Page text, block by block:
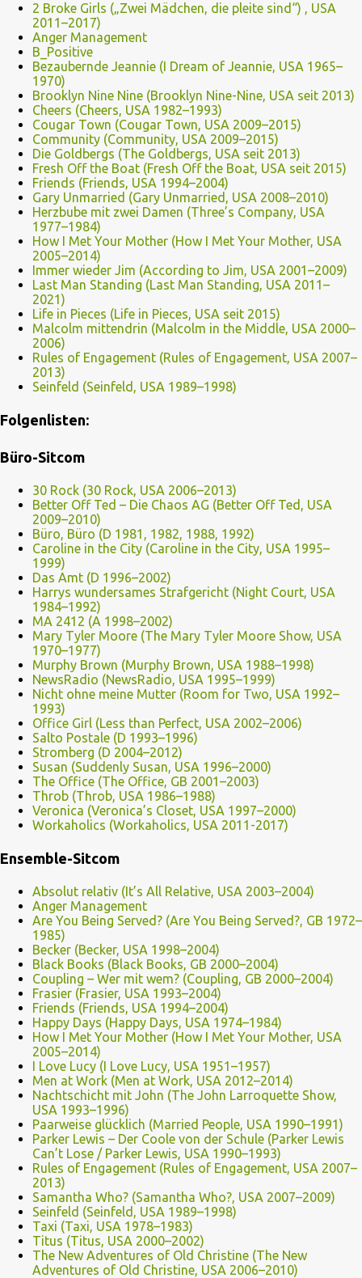
2 Broke Girls („Zwei Mädchen, die pleite sind“) , USA
2011–2017)
Anger Management
B_Positive
Bezaubernde Jeannie (I Dream of Jeannie, USA 1965–
1970)
Brooklyn Nine Nine (Brooklyn Nine-Nine, USA seit 2013)
Cheers (Cheers, USA 1982–1993)
Cougar Town (Cougar Town, USA 2009–2015)
Community (Community, USA 2009–2015)
Die Goldbergs (The Goldbergs, USA seit 2013)
Fresh Off the Boat (Fresh Off the Boat, USA seit 2015)
Friends (Friends, USA 1994–2004)
Gary Unmarried (Gary Unmarried, USA 2008–2010)
Herzbube mit zwei Damen (Three’s Company, USA
1977–1984)
How I Met Your Mother (How I Met Your Mother, USA
2005–2014)
Immer wieder Jim (According to Jim, USA 2001–2009)
Last Man Standing (Last Man Standing, USA 2011–
2021)
Life in Pieces (Life in Pieces, USA seit 2015)
Malcolm mittendrin (Malcolm in the Middle, USA 2000–
2006)
Rules of Engagement (Rules of Engagement, USA 2007–
2013)
Seinfeld (Seinfeld, USA 1989–1998)
Folgenlisten:
Büro-Sitcom
30 Rock (30 Rock, USA 2006–2013)
Better Off Ted – Die Chaos AG (Better Off Ted, USA
2009–2010)
Büro, Büro (D 1981, 1982, 1988, 1992)
Caroline in the City (Caroline in the City, USA 1995–
1999)
Das Amt (D 1996–2002)
Harrys wundersames Strafgericht (Night Court, USA
1984–1992)
MA 2412 (A 1998–2002)
Mary Tyler Moore (The Mary Tyler Moore Show, USA
1970–1977)
Murphy Brown (Murphy Brown, USA 1988–1998)
NewsRadio (NewsRadio, USA 1995–1999)
Nicht ohne meine Mutter (Room for Two, USA 1992–
1993)
Office Girl (Less than Perfect, USA 2002–2006)
Salto Postale (D 1993–1996)
Stromberg (D 2004–2012)
Susan (Suddenly Susan, USA 1996–2000)
The Office (The Office, GB 2001–2003)
Throb (Throb, USA 1986–1988)
Veronica (Veronica’s Closet, USA 1997–2000)
Workaholics (Workaholics, USA 2011-2017)
Ensemble-Sitcom
Absolut relativ (It’s All Relative, USA 2003–2004)
Anger Management
Are You Being Served? (Are You Being Served?, GB 1972–
1985)
Becker (Becker, USA 1998–2004)
Black Books (Black Books, GB 2000–2004)
Coupling – Wer mit wem? (Coupling, GB 2000–2004)
Frasier (Frasier, USA 1993–2004)
Friends (Friends, USA 1994–2004)
Happy Days (Happy Days, USA 1974–1984)
How I Met Your Mother (How I Met Your Mother, USA
2005–2014)
I Love Lucy (I Love Lucy, USA 1951–1957)
Men at Work (Men at Work, USA 2012–2014)
Nachtschicht mit John (The John Larroquette Show,
USA 1993–1996)
Paarweise glücklich (Married People, USA 1990–1991)
Parker Lewis – Der Coole von der Schule (Parker Lewis
Can’t Lose / Parker Lewis, USA 1990–1993)
Rules of Engagement (Rules of Engagement, USA 2007–
2013)
Samantha Who? (Samantha Who?, USA 2007–2009)
Seinfeld (Seinfeld, USA 1989–1998)
Taxi (Taxi, USA 1978–1983)
Titus (Titus, USA 2000–2002)
The New Adventures of Old Christine (The New
Adventures of Old Christine, USA 2006–2010)